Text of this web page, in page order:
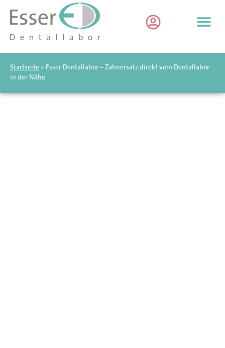
Startseite » Esser Dentallabor – Zahnersatz direkt vom Dentallabor
in der Nähe